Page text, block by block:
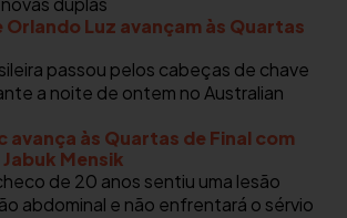
Orlando Luz avançam às Quartas
passou pelos cabeças de chave
a noite de ontem no Australian
avança às Quartas de Final com
Mensik
de 20 anos sentiu uma lesão
abdominal e não enfrentará o sérvio